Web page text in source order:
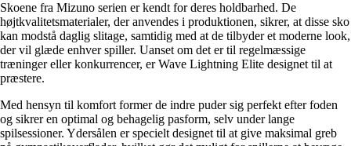
Skoene fra Mizuno serien er kendt for deres holdbarhed. De
højtkvalitetsmaterialer, der anvendes i produktionen, sikrer, at disse sko
kan modstå daglig slitage, samtidig med at de tilbyder et moderne look,
der vil glæde enhver spiller. Uanset om det er til regelmæssige
træninger eller konkurrencer, er Wave Lightning Elite designet til at
præstere.
Med hensyn til komfort former de indre puder sig perfekt efter foden
og sikrer en optimal og behagelig pasform, selv under lange
spilsessioner. Ydersålen er specielt designet til at give maksimal greb